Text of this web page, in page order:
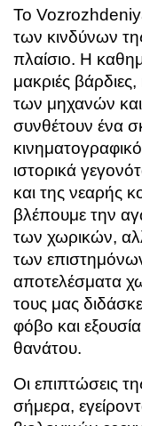
Το
των κινδύνων
πλαίσιο. Η
μακριές
των μηχανών
συνθέτουν ένα
ιστορικά
και της νεαρής
βλέπουμε την
των χωρικών,
των
αποτελέσματα
τους μας
φόβο και
θανάτου.
Οι επιπτώσεις
σήμερα,